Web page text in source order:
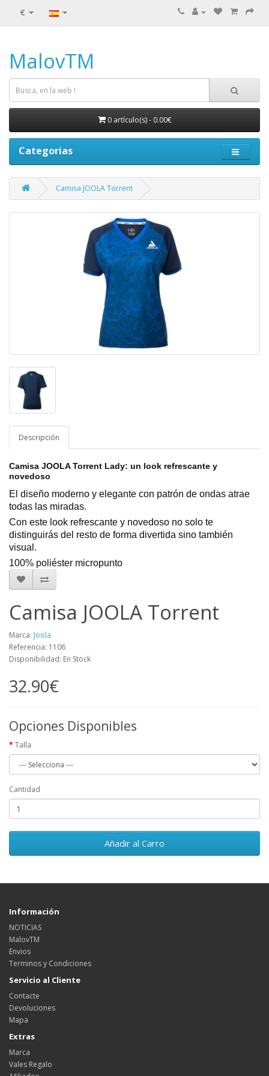
€
MalovTM
0 artículo(s) - 0.00€
Categorias
Camisa JOOLA Torrent
Descripción
Camisa JOOLA Torrent Lady: un look refrescante y
novedoso
El diseño moderno y elegante con patrón de ondas atrae
todas las miradas.
Con este look refrescante y novedoso no solo te
distinguirás del resto de forma divertida sino también
visual.
100% poliéster micropunto
Camisa JOOLA Torrent
Marca: Joola
Referencia: 1106
Disponibilidad: En Stock
32.90€
Opciones Disponibles
Talla
Cantidad
Añadir al Carro
Información
NOTICIAS
MalovTM
Envios
Terminos y Condiciones
Servicio al Cliente
Contacte
Devoluciones
Mapa
Extras
Marca
Vales Regalo